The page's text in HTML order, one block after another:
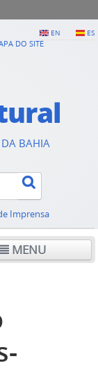
EN ES
DO SITE
DA BAHIA
Imprensa
MENU